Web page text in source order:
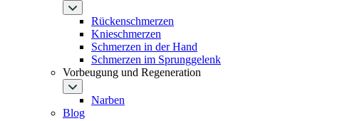
Rückenschmerzen
Knieschmerzen
Schmerzen in der Hand
Schmerzen im Sprunggelenk
Vorbeugung und Regeneration
Narben
Blog